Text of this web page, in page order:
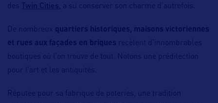
des Twin Cities , a su conserver son charme d’autrefois.
De nombreux quartiers historiques, maisons victoriennes
et rues aux façades en briques recèlent d’innombrables
boutiques où l’on trouve de tout. Notons une prédilection
pour l’art et les antiquités.
Réputée pour sa fabrique de poteries, une tradition